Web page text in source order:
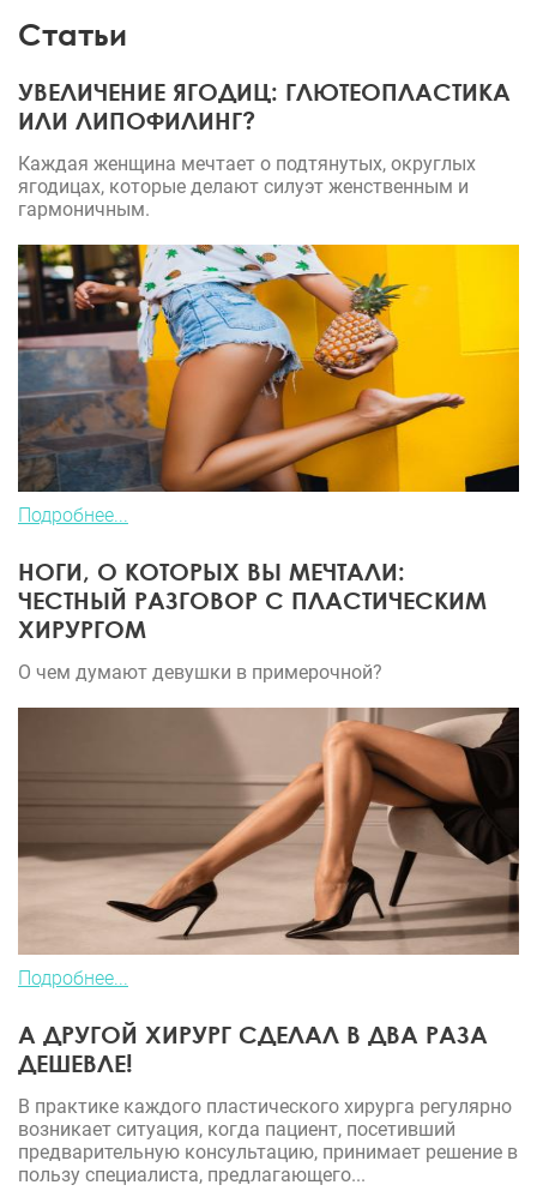
Статьи
УВЕЛИЧЕНИЕ ЯГОДИЦ: ГЛЮТЕОПЛАСТИКА
ИЛИ ЛИПОФИЛИНГ?
Каждая женщина мечтает о подтянутых, округлых
ягодицах, которые делают силуэт женственным и
гармоничным.
Подробнее...
НОГИ, О КОТОРЫХ ВЫ МЕЧТАЛИ:
ЧЕСТНЫЙ РАЗГОВОР С ПЛАСТИЧЕСКИМ
ХИРУРГОМ
О чем думают девушки в примерочной?
Подробнее...
А ДРУГОЙ ХИРУРГ СДЕЛАЛ В ДВА РАЗА
ДЕШЕВЛЕ!
В практике каждого пластического хирурга регулярно
возникает ситуация, когда пациент, посетивший
предварительную консультацию, принимает решение в
пользу специалиста, предлагающего...